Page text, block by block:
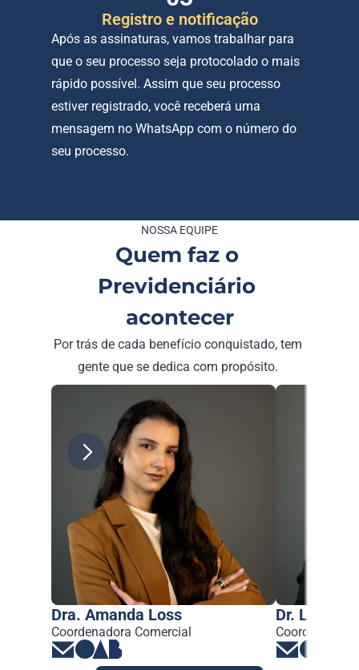
Registro e notificação
Após as assinaturas, vamos trabalhar para
que o seu processo seja protocolado o mais
rápido possível. Assim que seu processo
estiver registrado, você receberá uma
mensagem no WhatsApp com o número do
seu processo.
NOSSA EQUIPE
Quem faz o
Previdenciário
acontecer
Por trás de cada benefício conquistado, tem
gente que se dedica com propósito.
Dra. Amanda Loss
Coordenadora Comercial
Dr. Lucas
Coordenador